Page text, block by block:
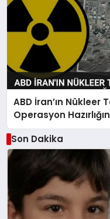
ABD İran’ın
Operasyon
Son Dakika